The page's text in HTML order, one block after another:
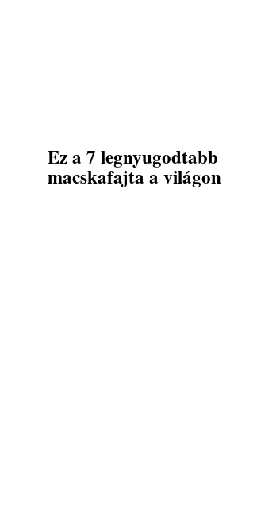
Ez a 7 legnyugodtabb
macskafajta a világon